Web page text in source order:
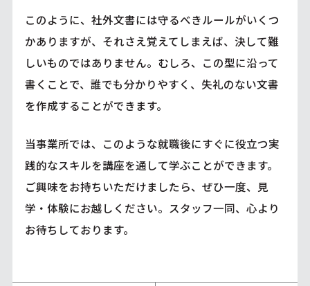
このように、社外文書には守るべきルールがいくつ
かありますが、それさえ覚えてしまえば、決して難
しいものではありません。むしろ、この型に沿って
書くことで、誰でも分かりやすく、失礼のない文書
を作成することができます。
当事業所では、このような就職後にすぐに役立つ実
践的なスキルを講座を通して学ぶことができます。
ご興味をお持ちいただけましたら、ぜひ一度、見
学・体験にお越しください。スタッフ一同、心より
お待ちしております。